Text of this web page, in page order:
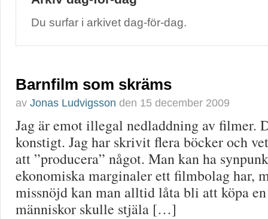
Du surfar i arkivet dag-för-dag.
Barnfilm som skräms
av Jonas Ludvigsson den 15 december 2009
Jag är emot illegal nedladdning av filmer.
konstigt. Jag har skrivit flera böcker och
att ”producera” något. Man kan ha
ekonomiska marginaler ett filmbolag har,
missnöjd kan man alltid låta bli att köpa
människor skulle stjäla […]